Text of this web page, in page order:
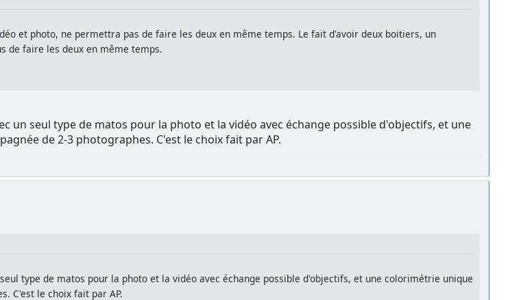
et photo, ne permettra pas de faire les deux en même temps. Le fait d'avoir deux boitiers, un
de faire les deux en même temps.
un seul type de matos pour la photo et la vidéo avec échange possible d'objectifs, et une
de 2-3 photographes. C'est le choix fait par AP.
type de matos pour la photo et la vidéo avec échange possible d'objectifs, et une colorimétrie unique
C'est le choix fait par AP.